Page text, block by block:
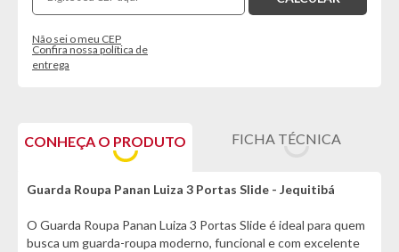
Não sei o meu CEP
Confira nossa política de
entrega
CONHEÇA O PRODUTO FICHA TÉCNICA
Guarda Roupa Panan Luiza 3 Portas Slide - Jequitibá
O Guarda Roupa Panan Luiza 3 Portas Slide é ideal para quem
busca um guarda-roupa moderno, funcional e com excelente